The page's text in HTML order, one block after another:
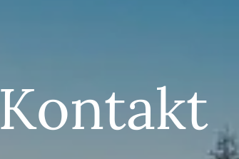
Kontakt